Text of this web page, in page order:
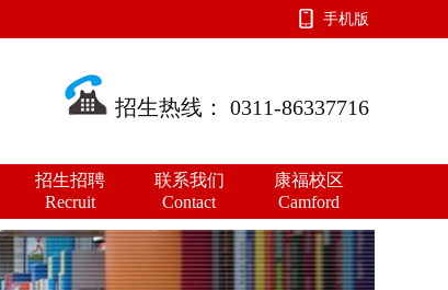
手机版
招生热线： 0311-86337716
招生招聘
Recruit
联系我们
Contact
康福校区
Camford